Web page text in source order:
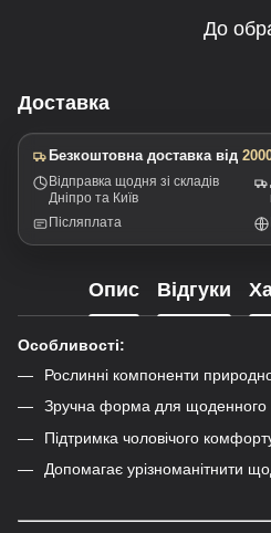
До
Доставка
Безкоштовна доставка від
Відправка щодня зі складів
Дніпро та Київ
Післяплата
Опис Відгуки
Особливості:
Рослинні компоненти
Зручна форма для щоденного
Підтримка чоловічого
Допомагає урізноманітнити